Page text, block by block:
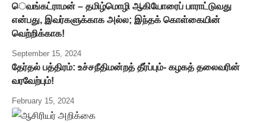
ெவங்கட்ராமன் – தமிழ்மொழி ஆகியோரைப் பாராட்டுவது
என்பது, இவர்களுக்காக அல்ல; இந்தக் கொள்கையின்
வெற்றிக்காக!
September 15, 2024
தேர்தல் பத்திரம்: உச்சநீதிமன்றத் தீர்ப்பும்- கழகத் தலைவரின்
வரவேற்பும்!
February 15, 2024